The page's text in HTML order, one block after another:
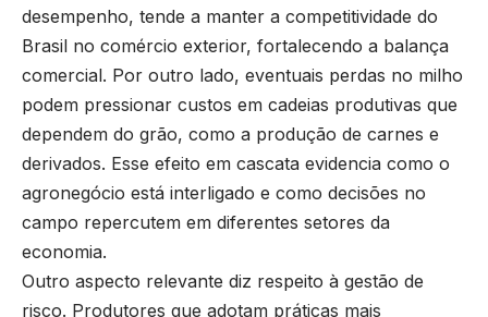
desempenho, tende a manter a competitividade do
Brasil no comércio exterior, fortalecendo a balança
comercial. Por outro lado, eventuais perdas no milho
podem pressionar custos em cadeias produtivas que
dependem do grão, como a produção de carnes e
derivados. Esse efeito em cascata evidencia como o
agronegócio está interligado e como decisões no
campo repercutem em diferentes setores da
economia.
Outro aspecto relevante diz respeito à gestão de
risco. Produtores que adotam práticas mais